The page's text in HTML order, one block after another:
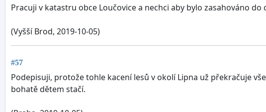
Pracuji v katastru obce Loučovice a nechci aby bylo zasahováno
(Vyšší Brod, 2019-10-05)
#57
Podepisuji, protože tohle kacení lesů v okolí Lipna už překračuje
bohatě dětem stačí.